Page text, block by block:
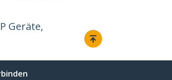
Geräte,